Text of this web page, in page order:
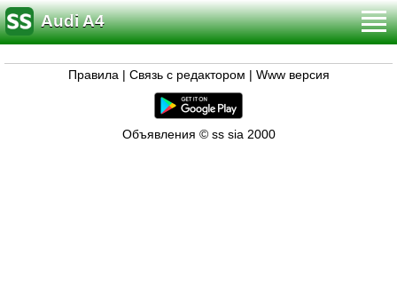
Audi A4
Правила Связь с редактором Www версия
Объявления © ss sia 2000